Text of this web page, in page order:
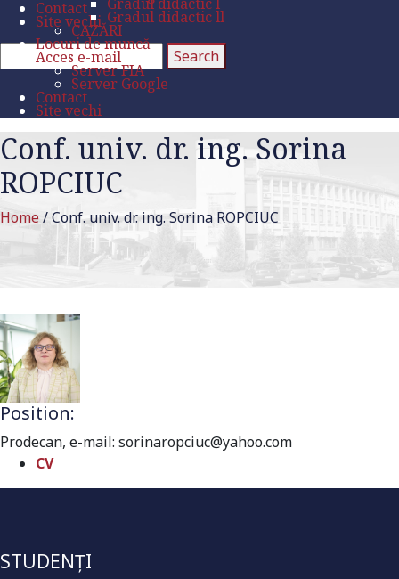
Contact
Site vechi Gradul didactic ll
CAZĂRI
Locuri de muncă
Acces e-mail
Server FIA
Server Google
Contact
Site vechi
Conf. univ. dr. ing. Sorina
ROPCIUC
Home/Conf. univ. dr. ing. Sorina ROPCIUC
Position:
Prodecan, e-mail: sorinaropciuc@yahoo.com
CV
STUDENȚI